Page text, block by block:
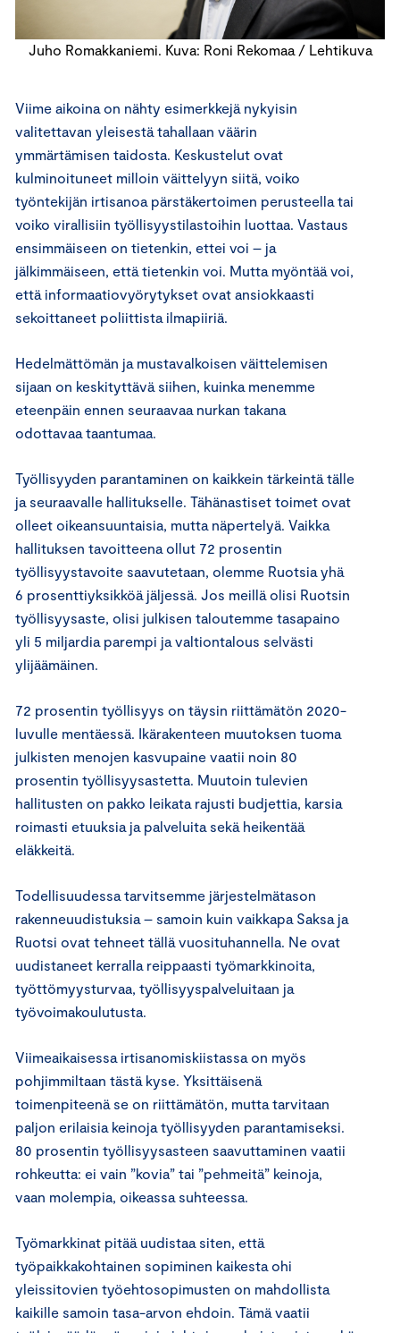
Juho Romakkaniemi. Kuva: Roni Rekomaa / Lehtikuva
Viime aikoina on nähty esimerkkejä nykyisin
valitettavan yleisestä tahallaan väärin
ymmärtämisen taidosta. Keskustelut ovat
kulminoituneet milloin väittelyyn siitä, voiko
työntekijän irtisanoa pärstäkertoimen perusteella tai
voiko virallisiin työllisyystilastoihin luottaa. Vastaus
ensimmäiseen on tietenkin, ettei voi – ja
jälkimmäiseen, että tietenkin voi. Mutta myöntää voi,
että informaatiovyörytykset ovat ansiokkaasti
sekoittaneet poliittista ilmapiiriä.
Hedelmättömän ja mustavalkoisen väittelemisen
sijaan on keskityttävä siihen, kuinka menemme
eteenpäin ennen seuraavaa nurkan takana
odottavaa taantumaa.
Työllisyyden parantaminen on kaikkein tärkeintä tälle
ja seuraavalle hallitukselle. Tähänastiset toimet ovat
olleet oikeansuuntaisia, mutta näpertelyä. Vaikka
hallituksen tavoitteena ollut 72 prosentin
työllisyystavoite saavutetaan, olemme Ruotsia yhä
6 prosenttiyksikköä jäljessä. Jos meillä olisi Ruotsin
työllisyysaste, olisi julkisen taloutemme tasapaino
yli 5 miljardia parempi ja valtiontalous selvästi
ylijäämäinen.
72 prosentin työllisyys on täysin riittämätön 2020-
luvulle mentäessä. Ikärakenteen muutoksen tuoma
julkisten menojen kasvupaine vaatii noin 80
prosentin työllisyysastetta. Muutoin tulevien
hallitusten on pakko leikata rajusti budjettia, karsia
roimasti etuuksia ja palveluita sekä heikentää
eläkkeitä.
Todellisuudessa tarvitsemme järjestelmätason
rakenneuudistuksia – samoin kuin vaikkapa Saksa ja
Ruotsi ovat tehneet tällä vuosituhannella. Ne ovat
uudistaneet kerralla reippaasti työmarkkinoita,
työttömyysturvaa, työllisyyspalveluitaan ja
työvoimakoulutusta.
Viimeaikaisessa irtisanomiskiistassa on myös
pohjimmiltaan tästä kyse. Yksittäisenä
toimenpiteenä se on riittämätön, mutta tarvitaan
paljon erilaisia keinoja työllisyyden parantamiseksi.
80 prosentin työllisyysasteen saavuttaminen vaatii
rohkeutta: ei vain ”kovia” tai ”pehmeitä” keinoja,
vaan molempia, oikeassa suhteessa.
Työmarkkinat pitää uudistaa siten, että
työpaikkakohtainen sopiminen kaikesta ohi
yleissitovien työehtosopimusten on mahdollista
kaikille samoin tasa-arvon ehdoin. Tämä vaatii